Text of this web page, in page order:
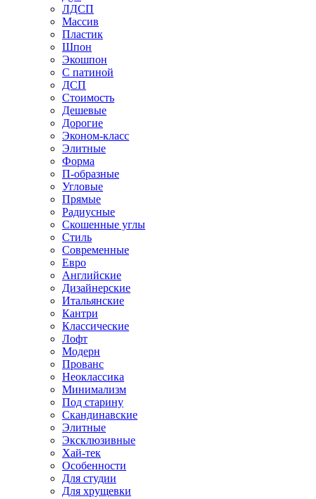
ЛДСП
Массив
Пластик
Шпон
Экошпон
С патиной
ДСП
Стоимость
Дешевые
Дорогие
Эконом-класс
Элитные
Форма
П-образные
Угловые
Прямые
Радиусные
Скошенные углы
Стиль
Современные
Евро
Английские
Дизайнерские
Итальянские
Кантри
Классические
Лофт
Модерн
Прованс
Неоклассика
Минимализм
Под старину
Скандинавские
Элитные
Эксклюзивные
Хай-тек
Особенности
Для студии
Для хрущевки